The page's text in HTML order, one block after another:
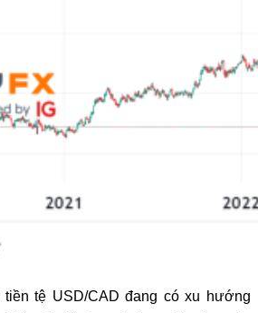
tiền tệ USD/CAD đang có xu hướng